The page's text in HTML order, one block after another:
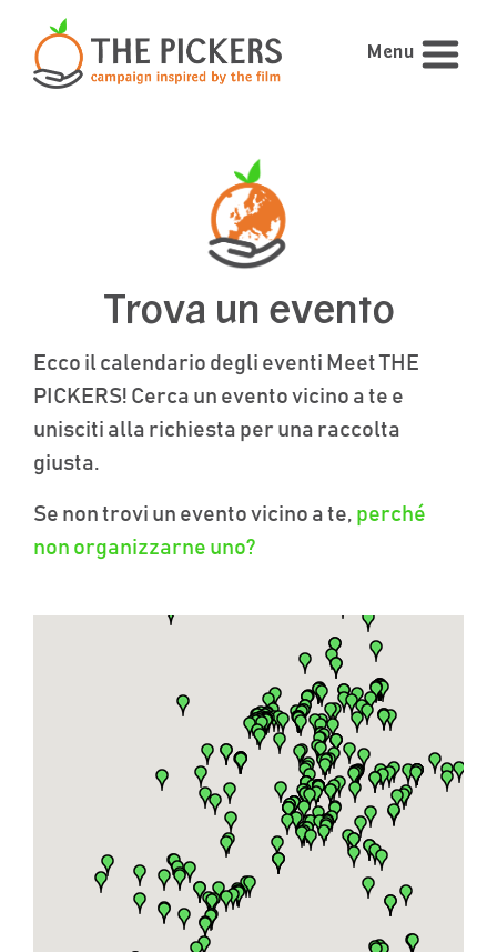
Menu
Trova un evento
Ecco il calendario degli eventi Meet THE
PICKERS! Cerca un evento vicino a te e
unisciti alla richiesta per una raccolta
giusta.
Se non trovi un evento vicino a te, perché
non organizzarne uno?